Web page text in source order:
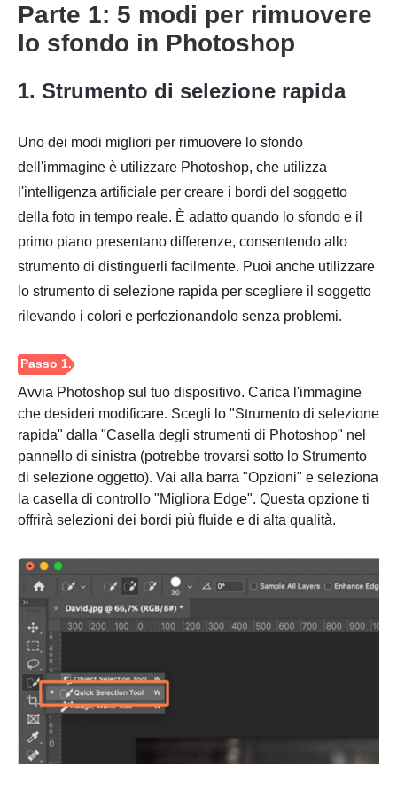
Parte 1: 5 modi per rimuovere
lo sfondo in Photoshop
1. Strumento di selezione rapida
Uno dei modi migliori per rimuovere lo sfondo
dell'immagine è utilizzare Photoshop, che utilizza
l'intelligenza artificiale per creare i bordi del soggetto
della foto in tempo reale. È adatto quando lo sfondo e il
primo piano presentano differenze, consentendo allo
strumento di distinguerli facilmente. Puoi anche utilizzare
lo strumento di selezione rapida per scegliere il soggetto
rilevando i colori e perfezionandolo senza problemi.
Passo 1.
Avvia Photoshop sul tuo dispositivo. Carica l'immagine
che desideri modificare. Scegli lo "Strumento di selezione
rapida" dalla "Casella degli strumenti di Photoshop" nel
pannello di sinistra (potrebbe trovarsi sotto lo Strumento
di selezione oggetto). Vai alla barra "Opzioni" e seleziona
la casella di controllo "Migliora Edge". Questa opzione ti
offrirà selezioni dei bordi più fluide e di alta qualità.